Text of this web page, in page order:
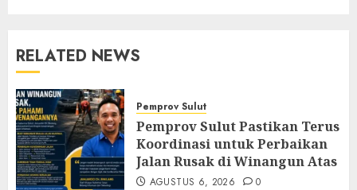
RELATED NEWS
Pemprov Sulut
Pemprov Sulut Pastikan Terus
Koordinasi untuk Perbaikan
Jalan Rusak di Winangun Atas
AGUSTUS 6, 2026 0